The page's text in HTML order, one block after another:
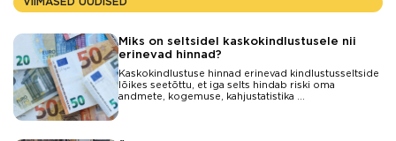
Miks on seltsidel kaskokindlustusele nii
erinevad hinnad?
Kaskokindlustuse hinnad erinevad kindlustusseltside
lõikes seetõttu, et iga selts hindab riski oma
andmete, kogemuse, kahjustatistika ...